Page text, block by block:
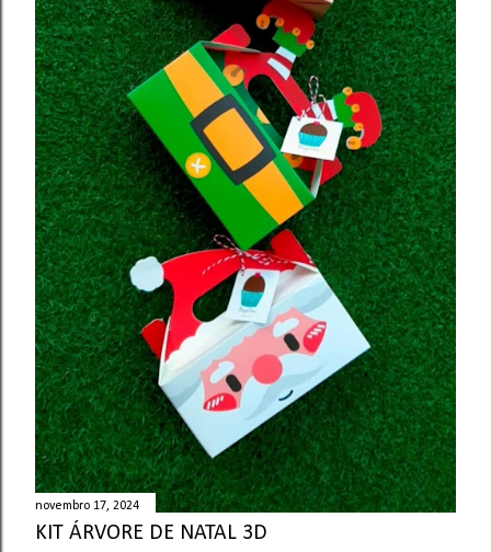
novembro 17, 2024
KIT ÁRVORE DE NATAL 3D